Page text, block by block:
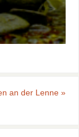
an der Lenne»